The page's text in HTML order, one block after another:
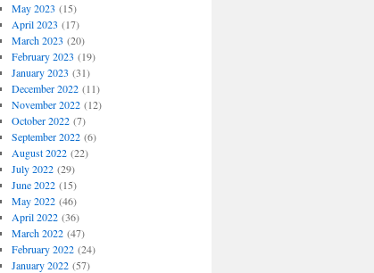
May 2023 (15)
April 2023 (17)
March 2023 (20)
February 2023 (19)
January 2023 (31)
December 2022(11)
November 2022(12)
October 2022(7)
September 2022(6)
August 2022(22)
July 2022(29)
June 2022(15)
May 2022(46)
April 2022(36)
March 2022(47)
February 2022(24)
January 2022(57)